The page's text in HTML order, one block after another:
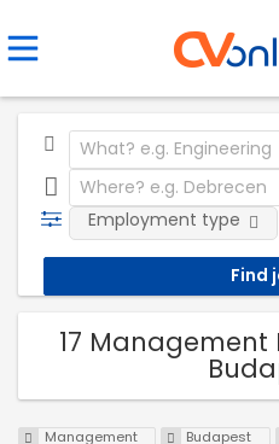
Employment type
17 Management
Management Budapest